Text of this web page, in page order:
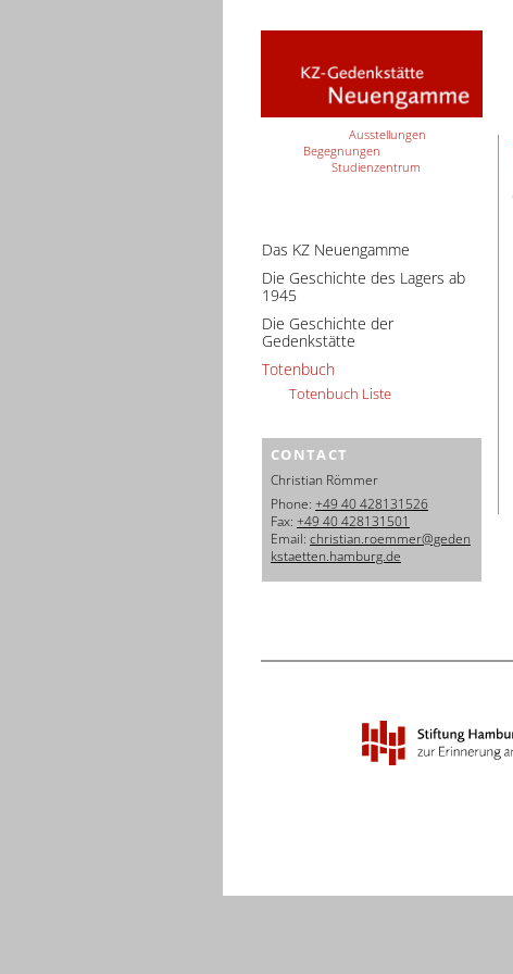
Ausstellungen
Begegnungen
Studienzentrum
Das KZ Neuengamme
Die Geschichte des Lagers ab
1945
Die Geschichte der
Gedenkstätte
Totenbuch
Totenbuch Liste
CONTACT
Christian Römmer
Phone: +49 40 428131526
Fax: +49 40 428131501
Email: christian.roemmer@geden
kstaetten.hamburg.de